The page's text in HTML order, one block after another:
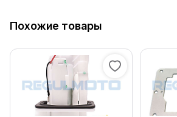
Похожие товары